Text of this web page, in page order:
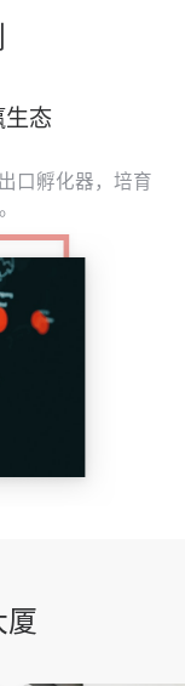
态
口孵化器，培育
厦